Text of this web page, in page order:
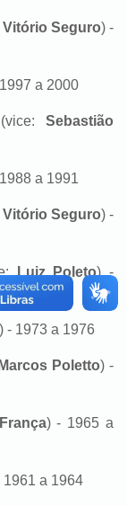
Vitório Seguro) -
a 2000
Sebastião
a 1991
Vitório Seguro) -
Luiz Poleto) -
) - 1973 a 1976
Marcos Poletto) -
) - 1965 a
1961 a 1964